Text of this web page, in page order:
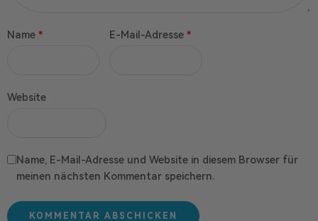
Name * E-Mail-Adresse *
Website
Name, E-Mail-Adresse und Website in diesem Browser für
meinen nächsten Kommentar speichern.